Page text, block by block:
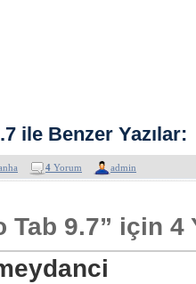
ile Benzer Yazılar:
4 Yorum admin
Tab 9.7” için 4